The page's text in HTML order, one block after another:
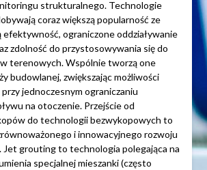
strukturalnego. Technologie
coraz większą popularność ze
efektywność, ograniczone oddziaływanie
zdolność do przystosowywania się do
terenowych. Wspólnie tworzą one
budowlanej, zwiększając możliwości
jednoczesnym ograniczaniu
na otoczenie. Przejście od
do technologii bezwykopowych to
i innowacyjnego rozwoju
Jet grouting to technologia polegająca na
specjalnej mieszanki (często